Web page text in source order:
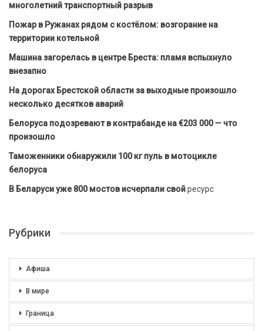
многолетний транспортный разрыв
Пожар в Ружанах рядом с костёлом: возгорание на
территории котельной
Машина загорелась в центре Бреста: пламя вспыхнуло
внезапно
На дорогах Брестской области за выходные произошло
несколько десятков аварий
Белоруса подозревают в контрабанде на €203 000 — что
произошло
Таможенники обнаружили 100 кг пуль в мотоцикле
белоруса
В Беларуси уже 800 мостов исчерпали свойресурс
Рубрики
Афиша
В мире
Граница